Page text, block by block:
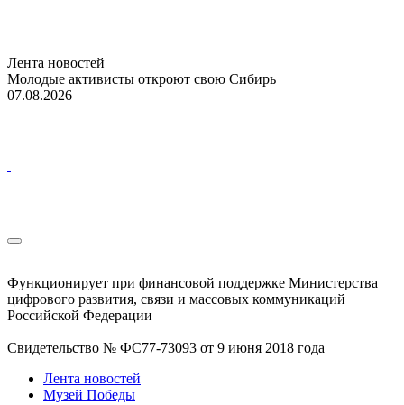
Лента новостей
Молодые активисты откроют свою Сибирь
07.08.2026
Функционирует при финансовой поддержке Министерства
цифрового развития, связи и массовых коммуникаций
Российской Федерации
Свидетельство № ФС77-73093 от 9 июня 2018 года
Лента новостей
Музей Победы